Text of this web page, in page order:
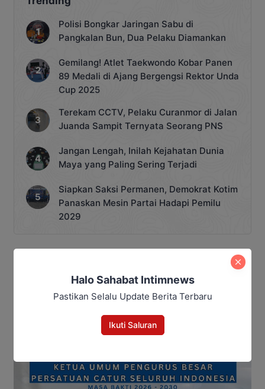
dengan harga terjangkau bagi
masyarakat. Program yang digagas
Dinas Perindustrian, Perdagangan,
Koperasi, dan UKM
menjadi bagian dari inovasi […]
Polisi Bongkar Jaringan Sabu di
Pangkalan Bun, Dua Pelaku Diamankan
Gemilang! Atlet Taekwondo Kobar Panen
89 Medali di Ajang Bergengsi Rektor Unda
Cup 2025
Terekam CCTV, Pelaku Curanmor di Jalan
Juanda Sampit Ternyata Seorang PNS
Jangan Lengah, Inilah Kejahatan Dunia
Maya yang Paling Sering Terjadi
Siapkan Saksi Permanen, Demokrat Kotim
Panaskan Mesin Partai Hadapi Pemilu
2029
Halo Sahabat Intimnews
Pastikan Selalu Update Berita Terbaru
Ikuti Saluran